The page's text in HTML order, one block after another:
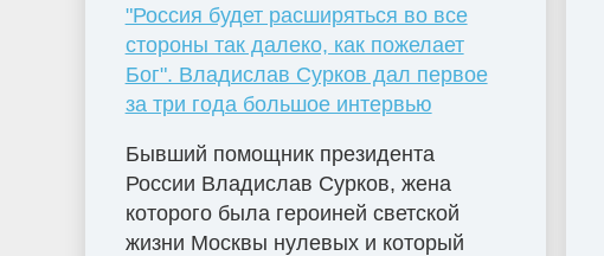
"Россия будет расширяться во все
стороны так далеко, как пожелает
Бог". Владислав Сурков дал первое
за три года большое интервью
Бывший помощник президента
России Владислав Сурков, жена
которого была героиней светской
жизни Москвы нулевых и который